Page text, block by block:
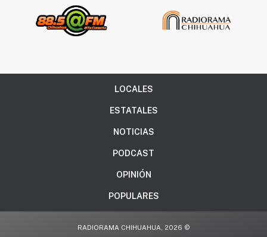
LOCALES
ESTATALES
NOTICIAS
PODCAST
OPINIÓN
POPULARES
RADIORAMA CHIHUAHUA, 2026 ©